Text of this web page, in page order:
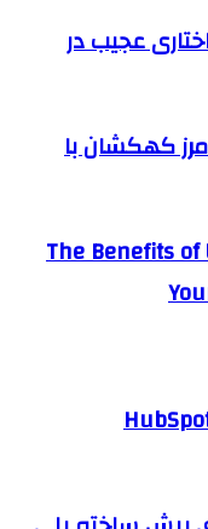
عجیب در
کهکشان با
The Benefits